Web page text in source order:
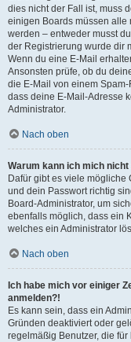
dies nicht der Fall ist, muss
einigen Boards müssen alle
werden – entweder musst
der Registrierung wurde dir
Wenn du eine E-Mail
Ansonsten prüfe, ob du
die E-Mail von einem
dass deine E-Mail-Adresse
Administrator.
Nach oben
Warum kann ich mich nicht
Dafür gibt es viele mögliche
und dein Passwort richtig
Board-Administrator, um
ebenfalls möglich, dass ein
welches ein Administrator
Nach oben
Ich habe mich vor einiger
anmelden?!
Es kann sein, dass ein
Gründen deaktiviert oder
regelmäßig Benutzer, die